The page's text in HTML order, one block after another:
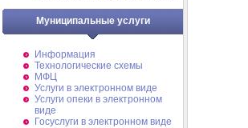
Муниципальные услуги
Информация
Технологические схемы
МФЦ
Услуги в электронном виде
Услуги опеки в электронном
виде
Госуслуги в электронном виде